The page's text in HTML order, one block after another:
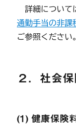
詳細について
通勤手当の非課
ご参照ください
２．社会
(1) 健康保険